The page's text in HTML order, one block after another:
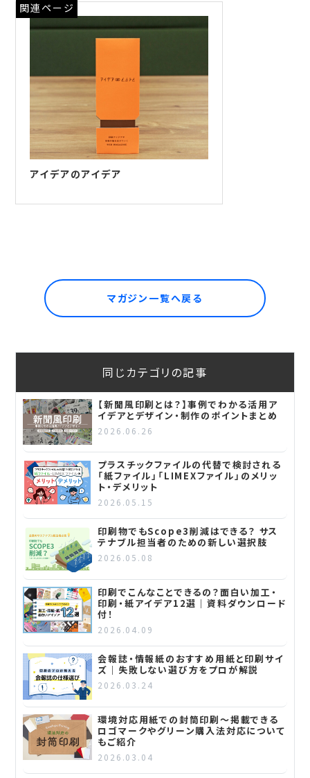
関連ページ
アイデアのアイデア
同じカテゴリの記事
【新聞風印刷とは？】事例でわかる活用ア
イデアとデザイン・制作のポイントまとめ
2026.06.26
プラスチックファイルの代替で検討される
「紙ファイル」「LIMEXファイル」のメリッ
ト・デメリット
2026.05.15
印刷物でもScope3削減はできる？ サス
テナブル担当者のための新しい選択肢
2026.05.08
印刷でこんなことできるの？面白い加工・
印刷・紙アイデア12選｜資料ダウンロード
付！
2026.04.09
会報誌・情報紙のおすすめ用紙と印刷サイ
ズ｜失敗しない選び方をプロが解説
2026.03.24
環境対応用紙での封筒印刷～掲載できる
ロゴマークやグリーン購入法対応について
もご紹介
2026.03.04
マガジン一覧へ戻る